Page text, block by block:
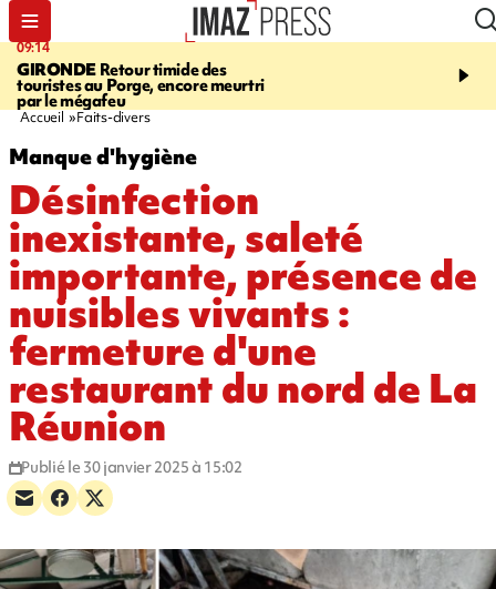
09:14
GIRONDE Retour timide des
touristes au Porge, encore meurtri
par le mégafeu
13:09
Des
font cinq morts en
Accueil Faits-divers
Manque d'hygiène
Désinfection
inexistante, saleté
importante, présence de
nuisibles vivants :
fermeture d'une
restaurant du nord de La
Réunion
Publié le 30 janvier 2025 à 15:02